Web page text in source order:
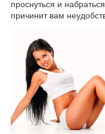
проснуться и
причинит вам